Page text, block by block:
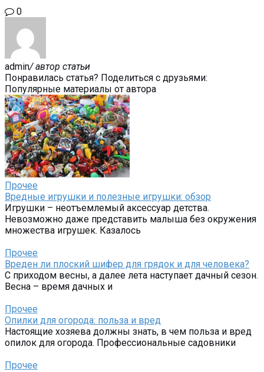
0
admin/ автор статьи
Понравилась статья? Поделиться с друзьями:
Популярные материалы от автора
Прочее
Вредные игрушки и полезные игрушки: обзор
Игрушки – неотъемлемый аксессуар детства.
Невозможно даже представить малыша без окружения
множества игрушек. Казалось
Прочее
Вреден ли плоский шифер для грядок и для человека?
С приходом весны, а далее лета наступает дачный сезон.
Весна – время дачных и
Прочее
Опилки для огорода: польза и вред
Настоящие хозяева должны знать, в чем польза и вред
опилок для огорода. Профессиональные садовники
Прочее